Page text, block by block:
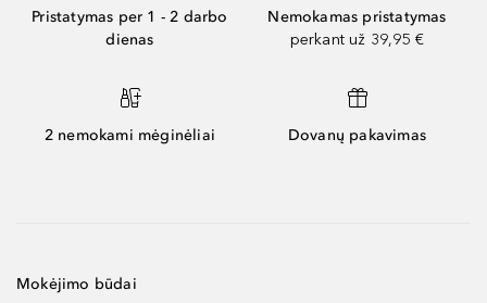
Pristatymas per 1 - 2 darbo
dienas
Nemokamas pristatymas
perkant už 39,95 €
2 nemokami mėginėliai Dovanų pakavimas
Mokėjimo būdai